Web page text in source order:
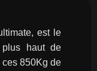
est le
plus haut de
850Kg de